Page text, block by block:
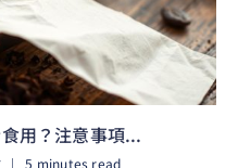
用？注意事項...
5 minutes read